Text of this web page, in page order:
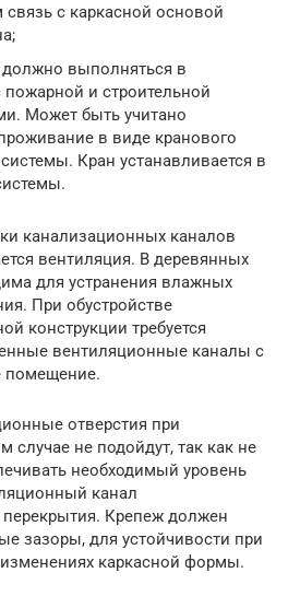
связь с каркасной основой
должно выполняться в
пожарной и строительной
Может быть учитано
в виде кранового
Кран устанавливается в
канализационных каналов
вентиляция. В деревянных
для устранения влажных
При обустройстве
конструкции требуется
вентиляционные каналы с
помещение.
отверстия при
случае не подойдут, так как не
необходимый уровень
канал
перекрытия. Крепеж должен
зазоры, для устойчивости при
каркасной формы.